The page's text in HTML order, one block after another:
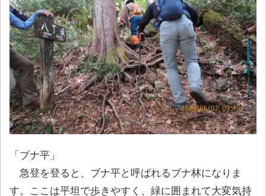
「ブナ平」
急登を登ると、ブナ平と呼ばれるブナ林になりま
す。ここは平坦で歩きやすく、緑に囲まれて大変気持